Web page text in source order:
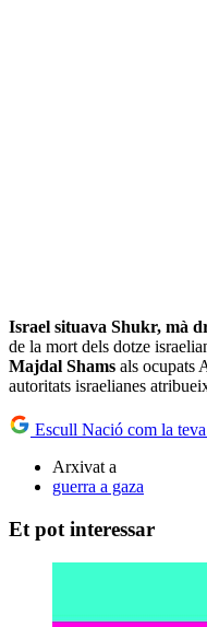
Israel situava Shukr, mà
de la mort dels dotze
Majdal Shams als ocupats
autoritats israelianes
Escull Nació com la
Arxivat a
guerra a gaza
Et pot interessar